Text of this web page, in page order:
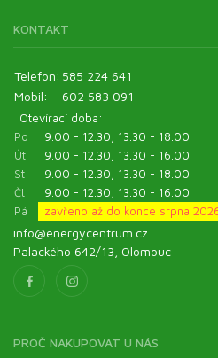
KONTAKT
Telefon: 585 224 641
Mobil:
602 583 091
Otevírací doba:
Po
9.00 - 12.30, 13.30 - 18.00
Út
9.00 - 12.30, 13.30 - 16.00
St
9.00 - 12.30, 13.30 - 18.00
Čt
9.00 - 12.30, 13.30 - 16.00
Pá
zavřeno až do konce srpna
info@energycentrum.cz
Palackého 642/13, Olomouc
PROČ NAKUPOVAT U NÁS